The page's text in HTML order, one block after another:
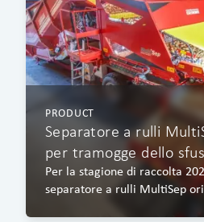
PRODUCT
Separatore a rulli
per tramogge dello
Per la stagione di raccolta
separatore a rulli MultiSep